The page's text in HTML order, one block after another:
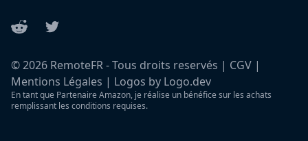
Reddit Twitter
©2026 RemoteFR - Tous droits reservés | CGV |
Mentions Légales | Logos by Logo.dev
En tant que Partenaire Amazon, je réalise un bénéfice sur les achats
remplissant les conditions requises.